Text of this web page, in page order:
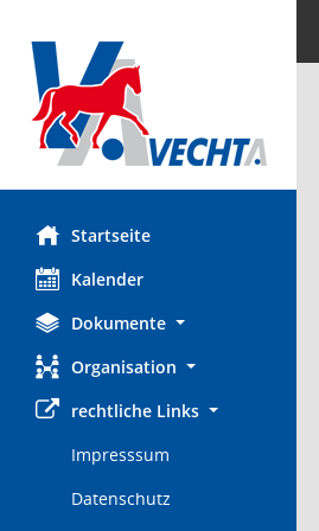
Startseite
Kalender
Dokumente
Organisation
rechtliche Links
Impresssum
Datenschutz